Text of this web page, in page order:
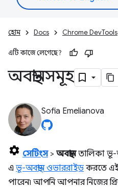
হোম Docs Chrome DevTools
এটি কাজে লেগেছে?
অবস্থানসমূহ
Sofia Emelianova
সেটিংস> অবস্থানতালিকা ভূ-
এ ভূ-অবস্থান ওভাররাইডকরতে এই
পারেন৷ আপনি আপনার নিজের